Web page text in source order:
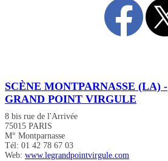
SCÈNE MONTPARNASSE (LA) -
GRAND POINT VIRGULE
8 bis rue de l'Arrivée
75015 PARIS
M° Montparnasse
Tél: 01 42 78 67 03
Web: www.legrandpointvirgule.com